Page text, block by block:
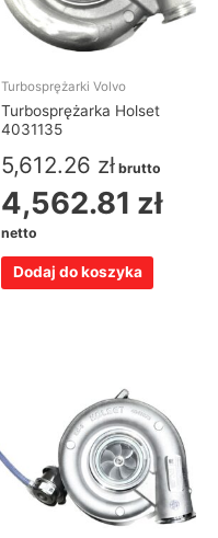
Turbosprężarki Volvo
Turbosprężarka Holset
4031135
5,612.26 zł brutto
4,562.81 zł
netto
Dodaj do koszyka